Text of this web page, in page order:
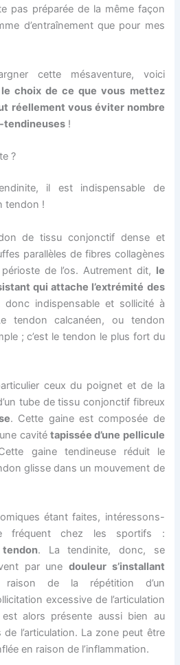
pas préparée de la même façon
d’entraînement que pour mes
cette mésaventure, voici
choix de ce que vous mettez
réellement vous éviter nombre
tendineuses !
?
il est indispensable de
tendon !
de tissu conjonctif dense et
parallèles de fibres collagènes
de l’os. Autrement dit, le
qui attache l’extrémité des
indispensable et sollicité à
tendon calcanéen, ou tendon
; c’est le tendon le plus fort du
ceux du poignet et de la
tube de tissu conjonctif fibreux
. Cette gaine est composée de
cavité tapissée d’une pellicule
gaine tendineuse réduit le
glisse dans un mouvement de
étant faites, intéressons-
fréquent chez les sportifs :
. La tendinite, donc, se
par une douleur s’installant
de la répétition d’un
excessive de l’articulation
alors présente aussi bien au
de l’articulation. La zone peut être
en raison de l’inflammation.